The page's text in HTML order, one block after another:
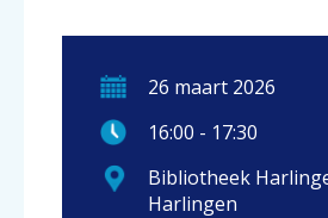
26 maart 2026
16:00 - 17:30
Bibliotheek
Harlingen